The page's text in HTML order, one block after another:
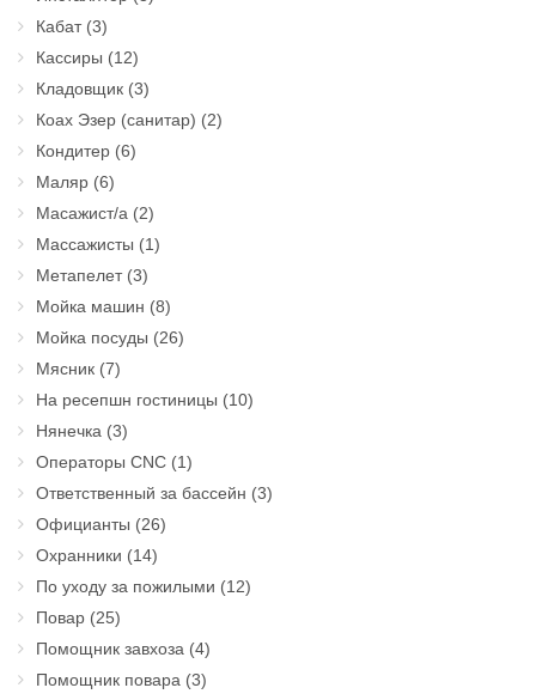
Кабат(3)
Кассиры (12)
Кладовщик (3)
Коах Эзер (санитар) (2)
Кондитер (6)
Маляр (6)
Масажист/а (2)
Массажисты (1)
Метапелет(3)
Мойка машин (8)
Мойка посуды (26)
Мясник (7)
На ресепшн гостиницы (10)
Нянечка (3)
Операторы CNC (1)
Ответственный за бассейн (3)
Официанты (26)
Охранники (14)
По уходу за пожилыми (12)
Повар (25)
Помощник завхоза (4)
Помощник повара (3)